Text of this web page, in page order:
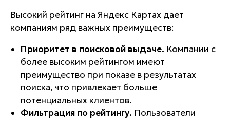
Высокий рейтинг на Яндекс Картах дает
компаниям ряд важных преимуществ:
Приоритет в поисковой выдаче. Компании с
более высоким рейтингом имеют
преимущество при показе в результатах
поиска, что привлекает больше
потенциальных клиентов.
Фильтрация по рейтингу. Пользователи